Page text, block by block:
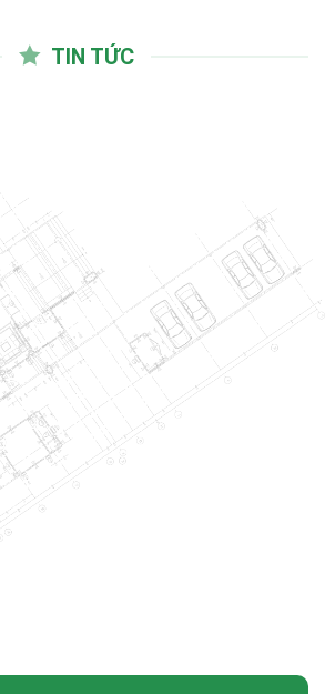
TIN TỨC
VÀ BỔ NHIỆM PHÓ TỔNG GIÁM ĐỐC